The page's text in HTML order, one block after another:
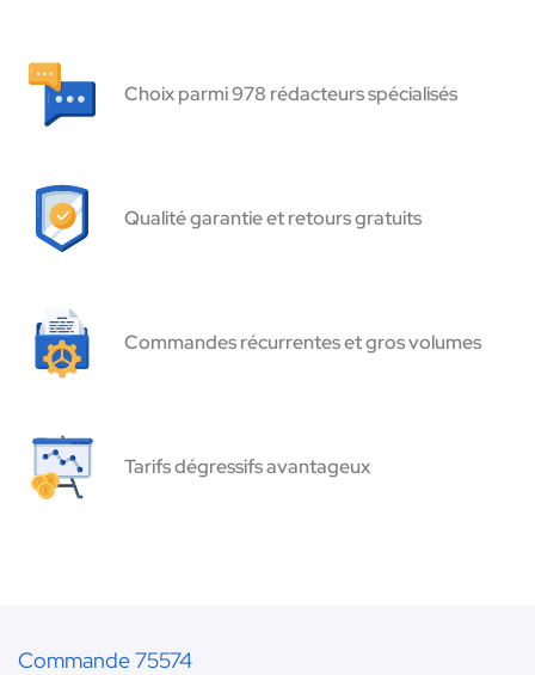
Choix parmi 978 rédacteurs spécialisés
Qualité garantie et retours gratuits
Commandes récurrentes et gros volumes
Tarifs dégressifs avantageux
Commande 75574